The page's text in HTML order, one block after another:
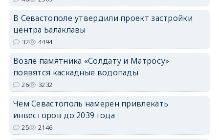
В Севастополе утвердили проект застройки
центра Балаклавы
32 4494
Возле памятника «Солдату и Матросу»
появятся каскадные водопады
26 3232
Чем Севастополь намерен привлекать
инвесторов до 2039 года
25 2146